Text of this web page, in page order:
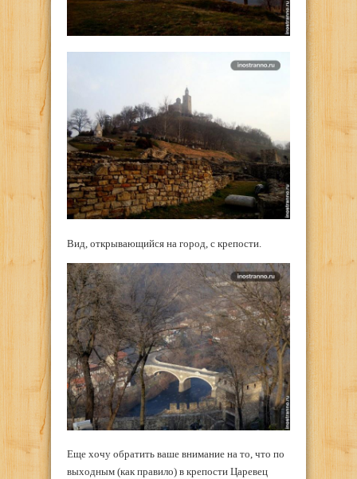
Вид, открывающийся на город, с крепости.
Еще хочу обратить ваше внимание на то, что по
выходным (как правило) в крепости Царевец